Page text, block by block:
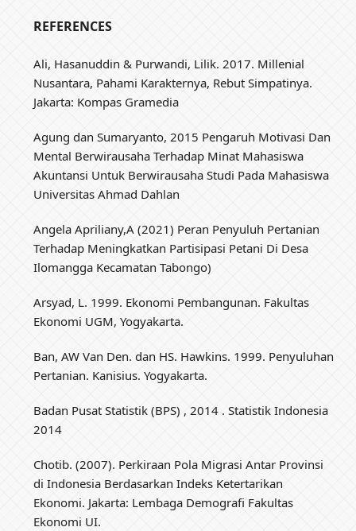
REFERENCES
Ali, Hasanuddin & Purwandi, Lilik. 2017. Millenial
Nusantara, Pahami Karakternya, Rebut Simpatinya.
Jakarta: Kompas Gramedia
Agung dan Sumaryanto, 2015 Pengaruh Motivasi Dan
Mental Berwirausaha Terhadap Minat Mahasiswa
Akuntansi Untuk Berwirausaha Studi Pada Mahasiswa
Universitas Ahmad Dahlan
Angela Apriliany,A (2021) Peran Penyuluh Pertanian
Terhadap Meningkatkan Partisipasi Petani Di Desa
Ilomangga Kecamatan Tabongo)
Arsyad, L. 1999. Ekonomi Pembangunan. Fakultas
Ekonomi UGM, Yogyakarta.
Ban, AW Van Den. dan HS. Hawkins. 1999. Penyuluhan
Pertanian. Kanisius. Yogyakarta.
Badan Pusat Statistik (BPS) , 2014 . Statistik Indonesia
2014
Chotib. (2007). Perkiraan Pola Migrasi Antar Provinsi
di Indonesia Berdasarkan Indeks Ketertarikan
Ekonomi. Jakarta: Lembaga Demografi Fakultas
Ekonomi UI.